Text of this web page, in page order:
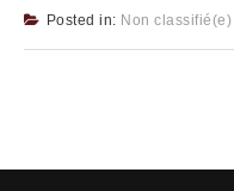
Posted in: Non classifié(e)